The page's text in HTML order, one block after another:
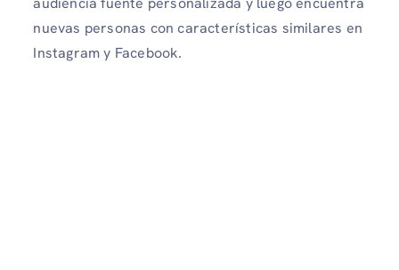
nuevas personas con características similares en
Instagram y Facebook.